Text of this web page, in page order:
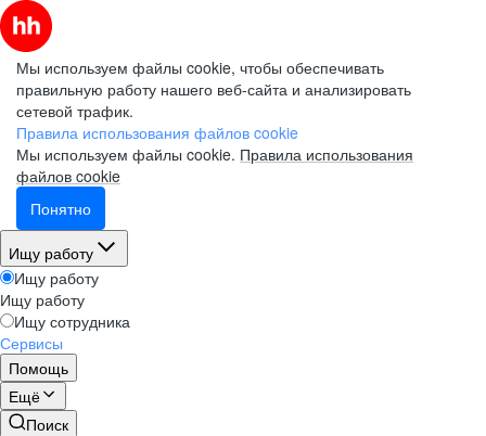
Мы используем файлы cookie, чтобы обеспечивать
правильную работу нашего веб-сайта и анализировать
сетевой трафик.
Правила использования файлов cookie
Мы используем файлы cookie. Правила использования
файлов cookie
Понятно
Ищу работу
Ищу работу
Ищу работу
Ищу сотрудника
Сервисы
Помощь
Ещё
Поиск